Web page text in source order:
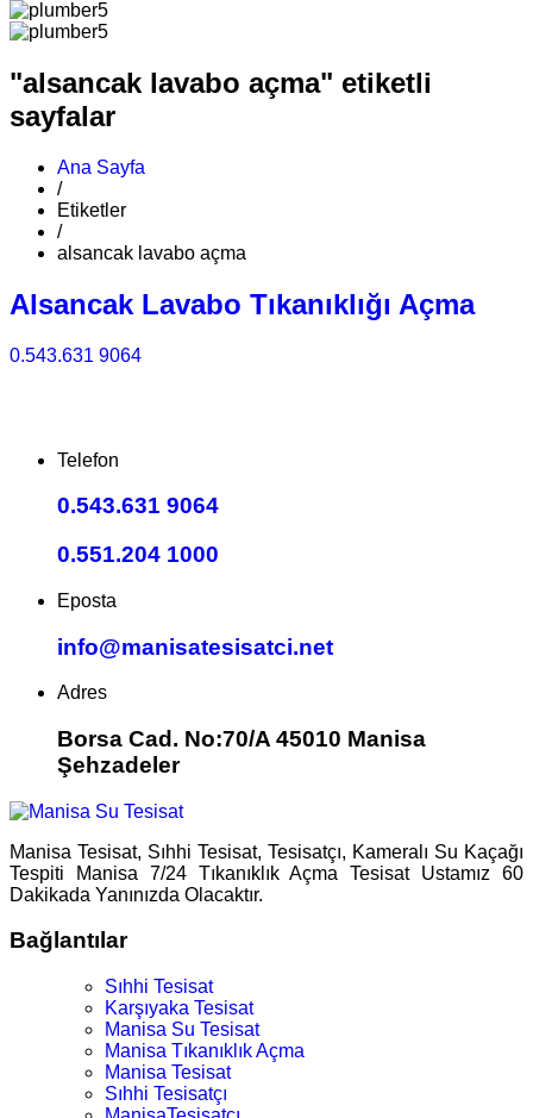
"alsancak lavabo açma" etiketli
sayfalar
Ana Sayfa
/
Etiketler
/
alsancak lavabo açma
Alsancak Lavabo Tıkanıklığı Açma
0.543.631 9064
Telefon
0.543.631 9064
0.551.204 1000
Eposta
info@manisatesisatci.net
Adres
Borsa Cad. No:70/A 45010 Manisa
Şehzadeler
Manisa Tesisat, Sıhhi Tesisat, Tesisatçı, Kameralı Su Kaçağı
Tespiti Manisa 7/24 Tıkanıklık Açma Tesisat Ustamız 60
Dakikada Yanınızda Olacaktır.
Bağlantılar
Sıhhi Tesisat
Karşıyaka Tesisat
Manisa Su Tesisat
Manisa Tıkanıklık Açma
Manisa Tesisat
Sıhhi Tesisatçı